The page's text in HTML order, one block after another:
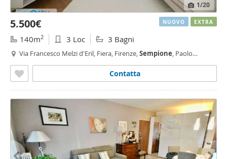
1/20
5.500€
140m2 3 Loc 3 Bagni
Via Francesco Melzi d'Eril, Fiera, Firenze,Sempione, Paolo
Contatta
NUOVO EXTRA